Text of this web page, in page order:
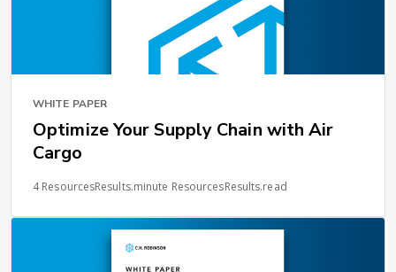
WHITE PAPER
Optimize Your Supply Chain with Air
Cargo
4 ResourcesResults.minute ResourcesResults.read